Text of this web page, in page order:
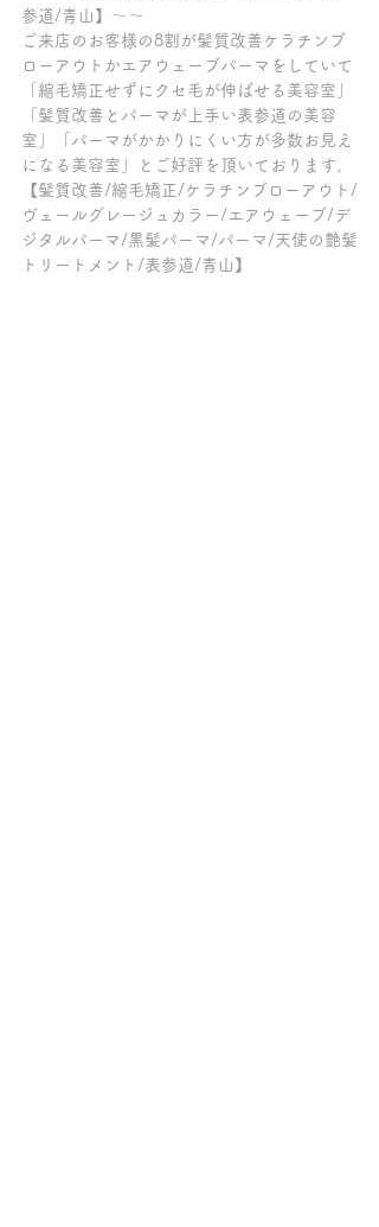
参道/青山】～～
ご来店のお客様の8割が髪質改善ケラチンブ
ローアウトかエアウェーブパーマをしていて
「縮毛矯正せずにクセ毛が伸ばせる美容室」
「髪質改善とパーマが上手い表参道の美容
室」「パーマがかかりにくい方が多数お見え
になる美容室」とご好評を頂いております。
【髪質改善/縮毛矯正/ケラチンブローアウト/
ヴェールグレージュカラー/エアウェーブ/デ
ジタルパーマ/黒髪パーマ/パーマ/天使の艶髪
トリートメント/表参道/青山】